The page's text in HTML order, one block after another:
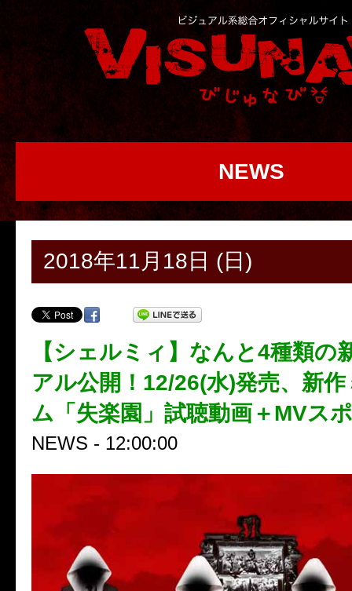
NEWS
2018年11月18日 (日)
【シェルミィ】なんと4種類の
アル公開！12/26(水)発売、新
ム「失楽園」試聴動画＋MVス
NEWS - 12:00:00